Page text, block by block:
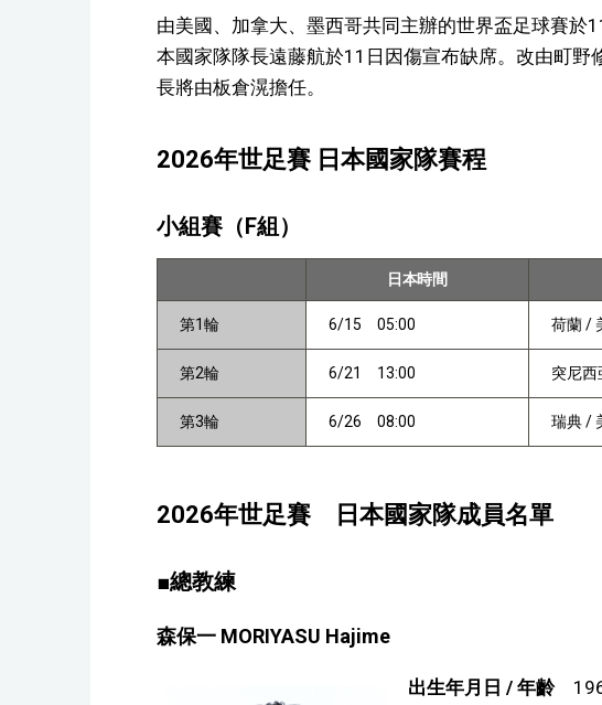
由美國、加拿大、墨西哥共同主辦的世界盃足球賽於
本國家隊隊長遠藤航於11日因傷宣布缺席。改由町野
長將由板倉滉擔任。
2026年世足賽 日本國家隊賽程
小組賽（F組）
日本時間
第1輪 6/15 05:00 荷蘭 /
第2輪 6/21 13:00 突尼
第3輪 6/26 08:00 瑞典 /
2026年世足賽 日本國家隊成員名單
■總教練
森保一 MORIYASU Hajime
出生年月日 / 年齡